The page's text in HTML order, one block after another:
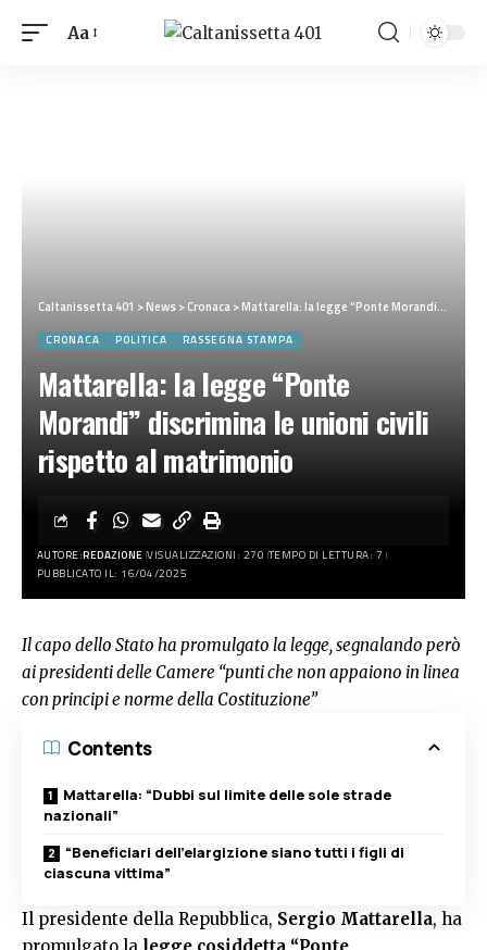
Aa
Caltanissetta 401 >News>Cronaca>Mattarella: la legge “Ponte Morandi” discrimina le unioni civili rispetto al matrimonio
CRONACA POLITICA RASSEGNA STAMPA
Mattarella: la legge “Ponte
Morandi” discrimina le unioni civili
rispetto al matrimonio
AUTORE:REDAZIONE VISUALIZZAZIONI: 270 TEMPO DI LETTURA: 7
PUBBLICATO IL: 16/04/2025
Il capo dello Stato ha promulgato la legge, segnalando però
ai presidenti delle Camere “punti che non appaiono in linea
con principi e norme della Costituzione”
Contents
Mattarella: “Dubbi sul limite delle sole strade
nazionali”
“Beneficiari dell’elargizione siano tutti i figli di
ciascuna vittima”
Il presidente della Repubblica, Sergio Mattarella, ha